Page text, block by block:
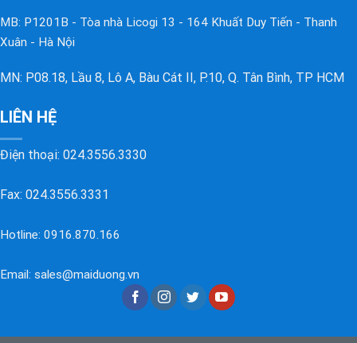
MB: P1201B - Tòa nhà Licogi 13 - 164 Khuất Duy Tiến - Thanh
Xuân - Hà Nội
MN: P08.18, Lầu 8, Lô A, Bàu Cát II, P.10, Q. Tân Bình, TP HCM
LIÊN HỆ
Điện thoại: 024.3556.3330
Fax: 024.3556.3331
Hotline: 0916.870.166
Email: sales@maiduong.vn